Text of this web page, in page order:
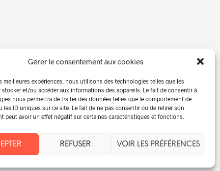
Gérer le consentement aux cookies
meilleures expériences, nous utilisons des technologies telles que les
et/ou accéder aux informations des appareils. Le fait de consentir à
nous permettra de traiter des données telles que le comportement de
les ID uniques sur ce site. Le fait de ne pas consentir ou de retirer son
peut avoir un effet négatif sur certaines caractéristiques et fonctions.
REFUSER VOIR LES PRÉFÉRENCES
Contact | Devis 06 12 26 51 88